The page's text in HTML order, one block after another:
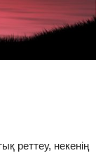
реттеу, некенің